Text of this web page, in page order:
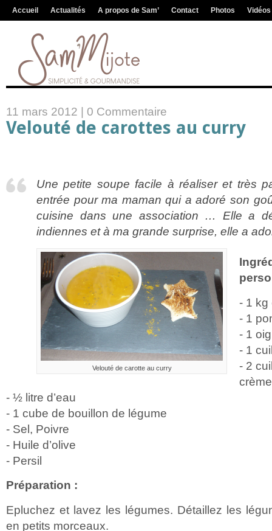
Accueil Actualités A propos de Sam’ Contact Photos Vidéos
11 mars 2012 | 0 Commentaire
Velouté de carottes au curry
Une petite soupe facile à réaliser et très
entrée pour ma maman qui a adoré son
cuisine dans une association … Elle a
indiennes et à ma grande surprise, elle a
Velouté de carotte au curry
- 1 kg
- 1
- 1
- 1
- 2
crème
- ½ litre d’eau
- 1 cube de bouillon de légume
- Sel, Poivre
- Huile d’olive
- Persil
Préparation :
Epluchez et lavez les légumes. Détaillez les
en petits morceaux.